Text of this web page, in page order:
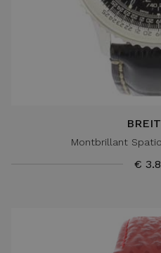
Montbrillant
€